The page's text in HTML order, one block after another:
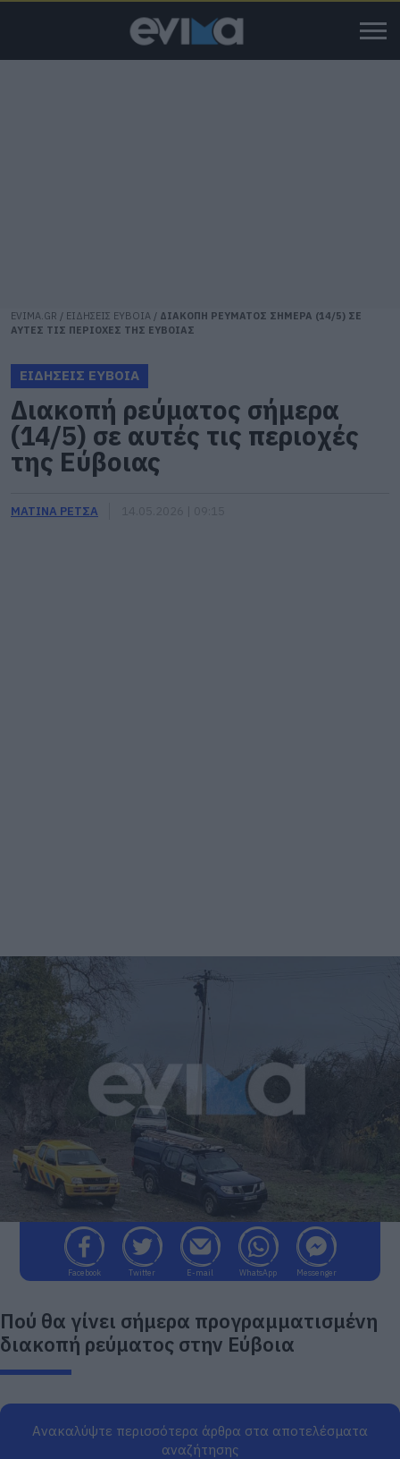
EVIMA.GR / ΕΙΔΗΣΕΙΣ ΕΥΒΟΙΑ / ΔΙΑΚΟΠΗ ΡΕΥΜΑΤΟΣ ΣΗΜΕΡΑ (14/5) ΣΕ
ΑΥΤΕΣ ΤΙΣ ΠΕΡΙΟΧΕΣ ΤΗΣ ΕΥΒΟΙΑΣ
ΕΙΔΗΣΕΙΣ ΕΥΒΟΙΑ
Διακοπή ρεύματος σήμερα
(14/5) σε αυτές τις περιοχές
της Εύβοιας
ΜΑΤΙΝΑ ΡΕΤΣΑ
Facebook Twitter E-mail WhatsApp Messenger
Πού θα γίνει σήμερα προγραμματισμένη
διακοπή ρεύματος στην Εύβοια
Ανακαλύψτε περισσότερα άρθρα στα αποτελέσματα
αναζήτησης